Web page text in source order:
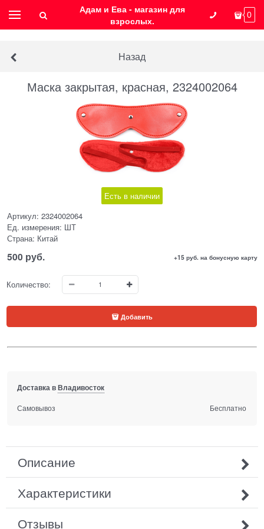
Адам и Ева - магазин для
взрослых.
0
Назад
Маска закрытая, красная, 2324002064
Есть в наличии
Артикул: 2324002064
Ед. измерения: ШТ
Страна: Китай
500 руб. +15 руб. на бонусную карту
Количество:
Добавить
Доставка вВладивосток
Самовывоз Бесплатно
Описание
Характеристики
Отзывы